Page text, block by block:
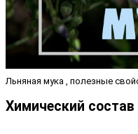
Льняная мука , полезные
Химический